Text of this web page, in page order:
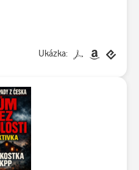
Ukázka: